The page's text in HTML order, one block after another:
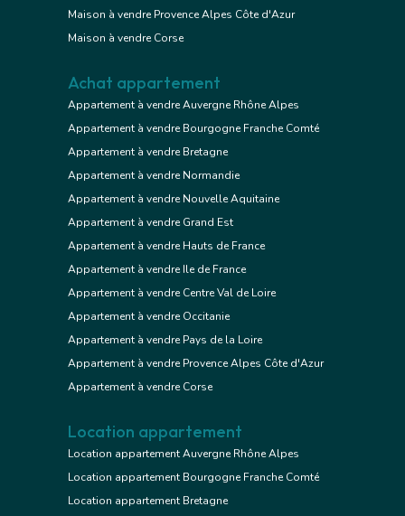
Maison à vendre Provence Alpes Côte d'Azur
Maison à vendre Corse
Achat appartement
Appartement à vendre Auvergne Rhône Alpes
Appartement à vendre Bourgogne Franche Comté
Appartement à vendre Bretagne
Appartement à vendre Normandie
Appartement à vendre Nouvelle Aquitaine
Appartement à vendre Grand Est
Appartement à vendre Hauts de France
Appartement à vendre Ile de France
Appartement à vendre Centre Val de Loire
Appartement à vendre Occitanie
Appartement à vendre Pays de la Loire
Appartement à vendre Provence Alpes Côte d'Azur
Appartement à vendre Corse
Location appartement
Location appartement Auvergne Rhône Alpes
Location appartement Bourgogne Franche Comté
Location appartement Bretagne